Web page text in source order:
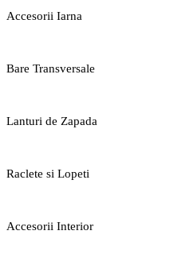
Accesorii Iarna
Bare Transversale
Lanturi de Zapada
Raclete si Lopeti
Accesorii Interior